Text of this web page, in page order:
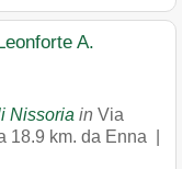
A.
Nissoria in Via
18.9 km. da Enna |